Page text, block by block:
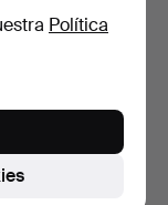
Alemania,
15 oct 2022
Política